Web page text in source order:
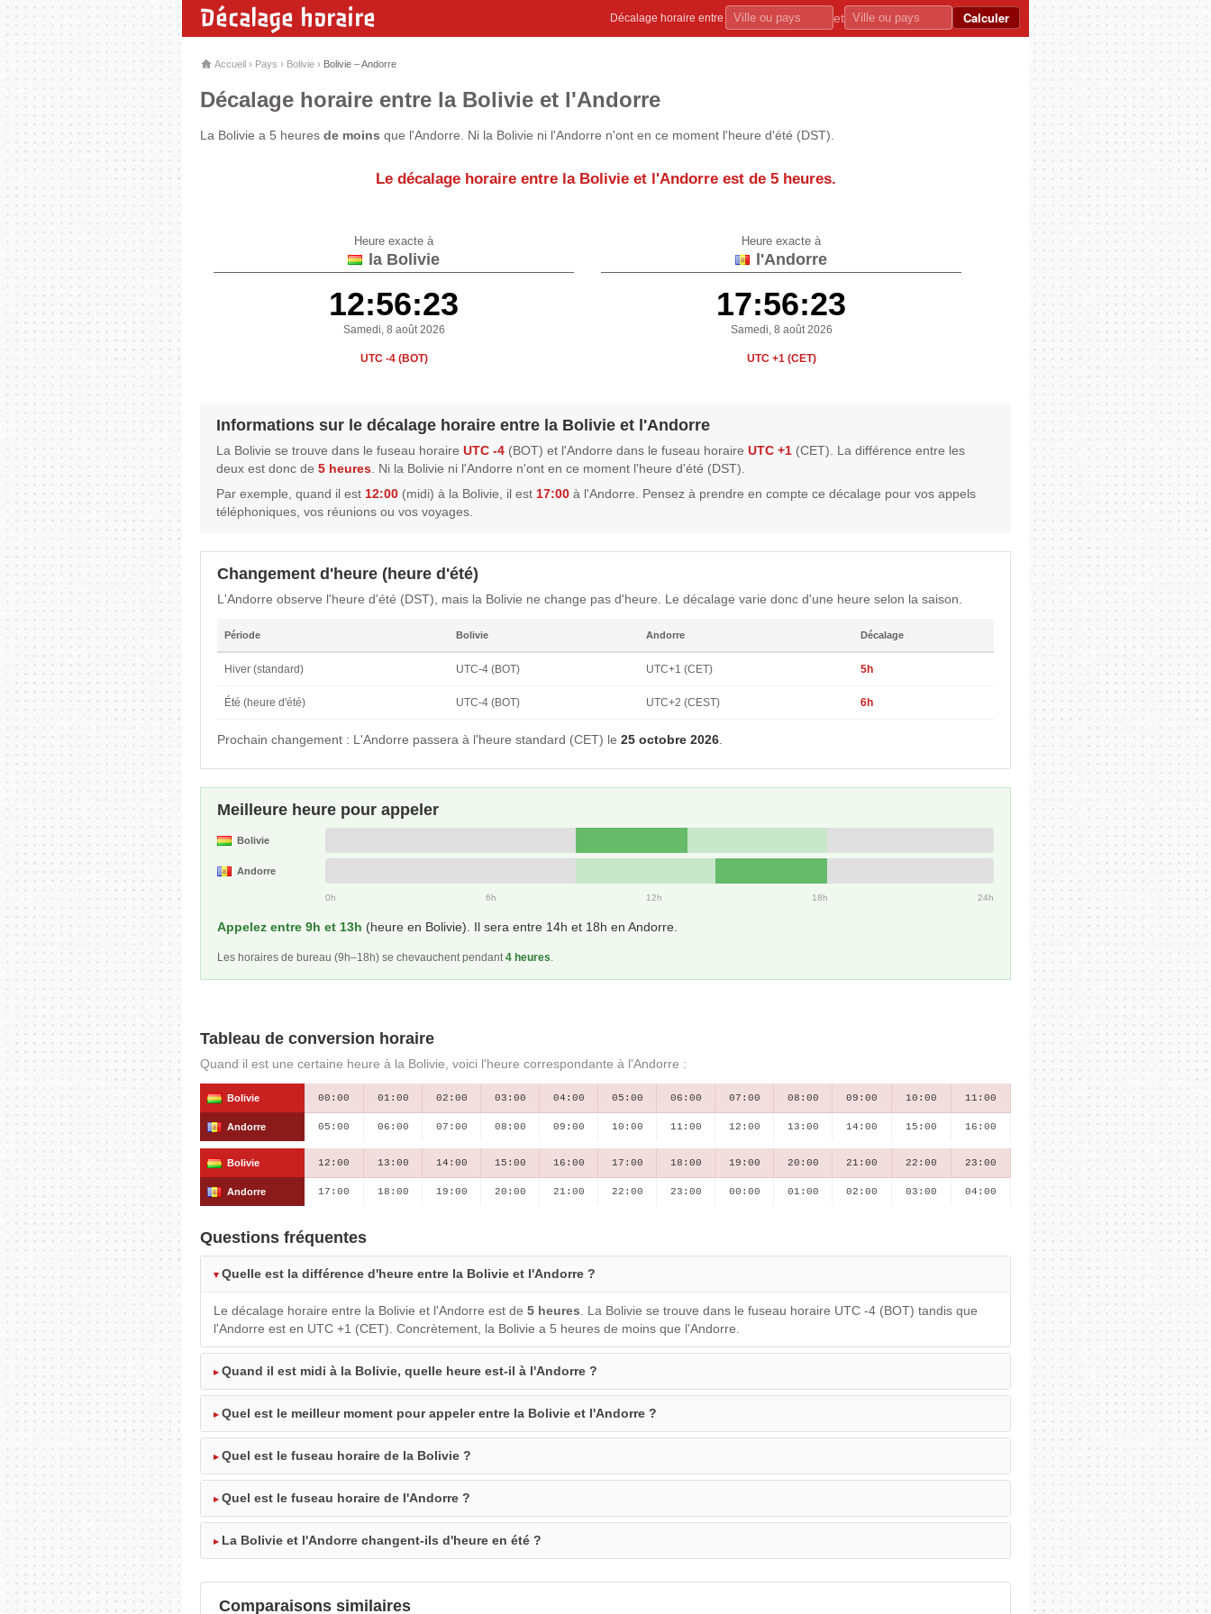
Décalage horaire Décalage horaire entre et Calculer
Accueil › Pays › Bolivie › Bolivie – Andorre
Décalage horaire entre la Bolivie et l'Andorre
La Bolivie a 5 heures de moins que l'Andorre. Ni la Bolivie ni l'Andorre n'ont en ce moment l'heure d'été (DST).
Le décalage horaire entre la Bolivie et l'Andorre est de 5 heures.
Heure exacte à
la Bolivie
12:56:23
Samedi, 8 août 2026
UTC -4 (BOT)
Heure exacte à
l'Andorre
17:56:23
Samedi, 8 août 2026
UTC +1 (CET)
Informations sur le décalage horaire entre la Bolivie et l'Andorre
La Bolivie se trouve dans le fuseau horaire UTC -4 (BOT) et l'Andorre dans le fuseau horaire UTC +1 (CET). La différence entre les
deux est donc de 5 heures . Ni la Bolivie ni l'Andorre n'ont en ce moment l'heure d'été (DST).
Par exemple, quand il est 12:00 (midi) à la Bolivie, il est 17:00 à l'Andorre. Pensez à prendre en compte ce décalage pour vos appels
téléphoniques, vos réunions ou vos voyages.
Changement d'heure (heure d'été)
L'Andorre observe l'heure d'été (DST), mais la Bolivie ne change pas d'heure. Le décalage varie donc d'une heure selon la saison.
Période Bolivie Andorre Décalage
Hiver (standard) UTC-4 (BOT) UTC+1 (CET) 5h
Été (heure d'été) UTC-4 (BOT) UTC+2 (CEST) 6h
Prochain changement : L'Andorre passera à l'heure standard (CET) le 25 octobre 2026
Meilleure heure pour appeler
Bolivie
Andorre
0h 6h 12h 18h 24h
Appelez entre 9h et 13h (heure en Bolivie). Il sera entre 14h et 18h en Andorre.
Les horaires de bureau (9h–18h) se chevauchent pendant4 heures.
Tableau de conversion horaire
Quand il est une certaine heure à la Bolivie, voici l'heure correspondante à l'Andorre :
Bolivie 00:00 01:00 02:00 03:00 04:00 05:00 06:00 07:00 08:00 09:00 10:00 11:00
Andorre 05:00 06:00 07:00 08:00 09:00 10:00 11:00 12:00 13:00 14:00 15:00 16:00
Bolivie 12:00 13:00 14:00 15:00 16:00 17:00 18:00 19:00 20:00 21:00 22:00 23:00
Andorre 17:00 18:00 19:00 20:00 21:00 22:00 23:00 00:00 01:00 02:00 03:00 04:00
Questions fréquentes
Quelle est la différence d'heure entre la Bolivie et l'Andorre ?
Le décalage horaire entre la Bolivie et l'Andorre est de 5 heures . La Bolivie se trouve dans le fuseau horaire UTC -4 (BOT) tandis que
l'Andorre est en UTC +1 (CET). Concrètement, la Bolivie a 5 heures de moins que l'Andorre.
Quand il est midi à la Bolivie, quelle heure est-il à l'Andorre ?
Quel est le meilleur moment pour appeler entre la Bolivie et l'Andorre ?
Quel est le fuseau horaire de la Bolivie ?
Quel est le fuseau horaire de l'Andorre ?
La Bolivie et l'Andorre changent-ils d'heure en été ?
Comparaisons similaires